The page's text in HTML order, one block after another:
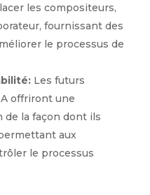
les compositeurs,
fournissant des
le processus de
Les futurs
offriront une
la façon dont ils
aux
le processus